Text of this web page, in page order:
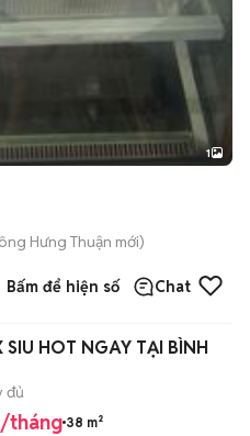
1
Hưng Thuận mới)
Bấm để hiện số Chat
SIU HOT NGAY TẠI BÌNH
đủ
tháng 38 m²